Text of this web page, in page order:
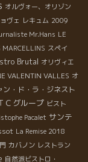
オルヴォー、オリゾン
ヴェ レキュム 2009
Mr.Hans LE
MARCELLINS スペイ
Brutal オリヴィエ
VALENTIN VALLES オ
ン・ド・ラ・ジネスト
Ｃグループ ビスト
Pacalet サンテ
La Remise 2018
カバノン レストラン
自然派ビストロ・